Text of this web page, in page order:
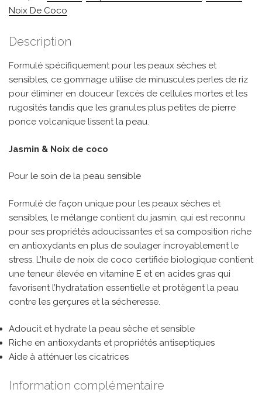
Noix De Coco
Description
Formulé spécifiquement pour les peaux sèches et
sensibles, ce gommage utilise de minuscules perles de riz
pour éliminer en douceur l’excès de cellules mortes et les
rugosités tandis que les granules plus petites de pierre
ponce volcanique lissent la peau.
Jasmin & Noix de coco
Pour le soin de la peau sensible
Formulé de façon unique pour les peaux sèches et
sensibles, le mélange contient du jasmin, qui est reconnu
pour ses propriétés adoucissantes et sa composition riche
en antioxydants en plus de soulager incroyablement le
stress. L’huile de noix de coco certifiée biologique contient
une teneur élevée en vitamine E et en acides gras qui
favorisent l’hydratation essentielle et protègent la peau
contre les gerçures et la sécheresse.
Adoucit et hydrate la peau sèche et sensible
Riche en antioxydants et propriétés antiseptiques
Aide à atténuer les cicatrices
Information complémentaire